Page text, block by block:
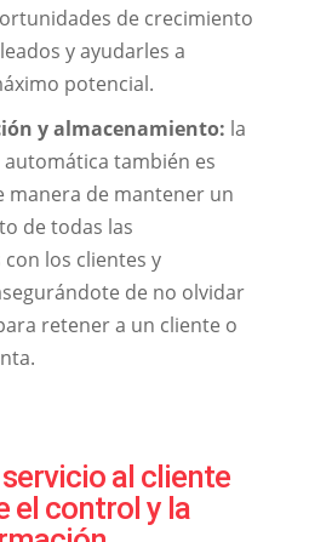
de crecimiento
y ayudarles a
potencial.
y almacenamiento: la
también es
manera de mantener un
de todas las
los clientes y
de no olvidar
retener a un cliente o
al cliente
el control y la